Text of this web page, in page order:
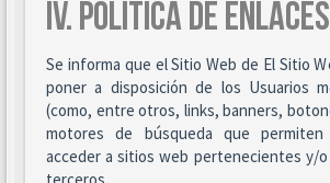
IV. POLÍTICA DE ENLACES
Se informa que el Sitio Web de El Sitio
poner a disposición de los Usuarios
(como, entre otros, links, banners,
motores de búsqueda que
acceder a sitios web pertenecientes y/